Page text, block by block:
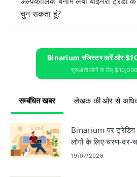
चुन सकता हूं?
Binarium रजिस्टर करें और
शुरुआती लोगों के लिए $10,000
सम्बंधित खबर लेखक की ओर से
Binarium पर
लोगों के लिए चरण-
19/07/2026